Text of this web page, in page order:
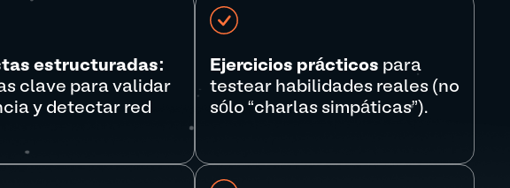
estructuradas:
clave para validar
y detectar red
Ejercicios prácticos para
testear habilidades reales (no
sólo “charlas simpáticas”).